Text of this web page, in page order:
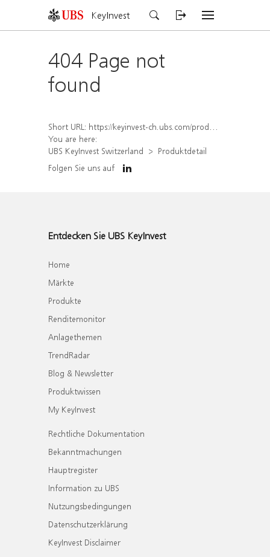
KeyInvest
404 Page not
found
Short URL: https://keyinvest-ch.ubs.com/produkt/detail/index/isin/CH1578821949
You are here:
UBS KeyInvest Switzerland
Produktdetail
Folgen Sie uns auf
Entdecken Sie UBS KeyInvest
Home
Märkte
Produkte
Renditemonitor
Anlagethemen
TrendRadar
Blog & Newsletter
Produktwissen
My KeyInvest
Rechtliche Dokumentation
Bekanntmachungen
Hauptregister
Information zu UBS
Nutzungsbedingungen
Datenschutzerklärung
KeyInvest Disclaimer